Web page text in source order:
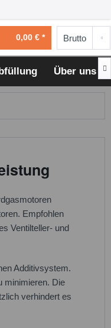
0,00 € *
Über uns 
Empfohlen
Ventilteller- und
Additivsystem.
minimieren. Die
verhindert es